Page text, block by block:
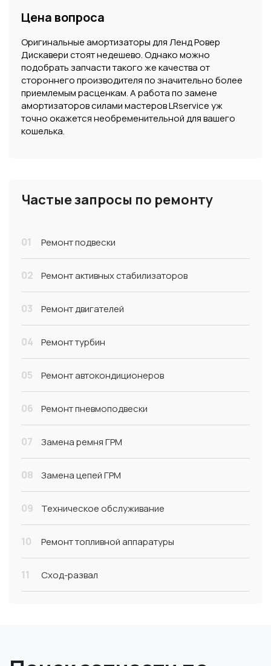
Цена вопроса
Оригинальные амортизаторы для Ленд Ровер
Дискавери стоят недешево. Однако можно
подобрать запчасти такого же качества от
стороннего производителя по значительно более
приемлемым расценкам. А работа по замене
амортизаторов силами мастеров LRservice уж
точно окажется необременительной для вашего
кошелька.
Частые запросы по ремонту
01 Ремонт подвески
02 Ремонт активных стабилизаторов
03 Ремонт двигателей
04 Ремонт турбин
05 Ремонт автокондиционеров
06 Ремонт пневмоподвески
07 Замена ремня ГРМ
08 Замена цепей ГРМ
09 Техническое обслуживание
10 Ремонт топливной аппаратуры
11 Сход-развал